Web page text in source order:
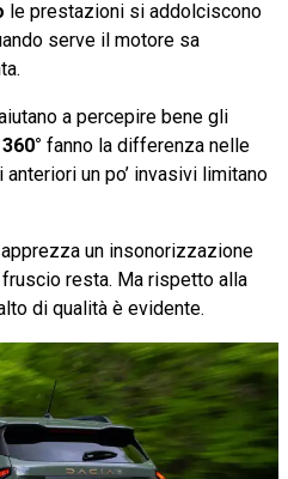
le prestazioni si addolciscono
serve il motore sa
a percepire bene gli
fanno la differenza nelle
un po’ invasivi limitano
un insonorizzazione
resta. Ma rispetto alla
di qualità è evidente.